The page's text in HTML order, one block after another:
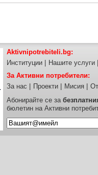
Aktivnipotrebiteli.bg:
Институции
Нашите услуги
За Активни потребители:
За нас
Проекти Мисия
Абонирайте се за
бюлетин на Активни